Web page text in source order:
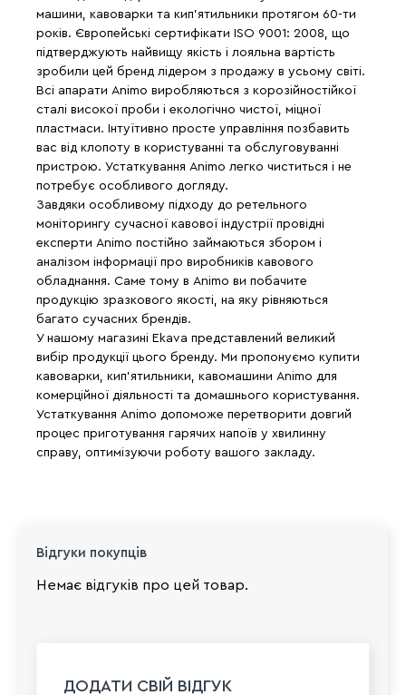
машини, кавоварки та кип'ятильники протягом 60-ти
років. Європейські сертифікати ISO 9001: 2008, що
підтверджують найвищу якість і лояльна вартість
зробили цей бренд лідером з продажу в усьому світі.
Всі апарати Animo виробляються з корозійностійкої
сталі високої проби і екологічно чистої, міцної
пластмаси. Інтуїтивно просте управління позбавить
вас від клопоту в користуванні та обслуговуванні
пристрою. Устаткування Animo легко чиститься і не
потребує особливого догляду.
Завдяки особливому підходу до ретельного
моніторингу сучасної кавової індустрії провідні
експерти Animo постійно займаються збором і
аналізом інформації про виробників кавового
обладнання. Саме тому в Animo ви побачите
продукцію зразкового якості, на яку рівняються
багато сучасних брендів.
У нашому магазині Ekava представлений великий
вибір продукції цього бренду. Ми пропонуємо купити
кавоварки, кип'ятильники, кавомашини Animo для
комерційної діяльності та домашнього користування.
Устаткування Animo допоможе перетворити довгий
процес приготування гарячих напоїв у хвилинну
справу, оптимізуючи роботу вашого закладу.
Відгуки покупців
Немає відгуків про цей товар.
ДОДАТИ СВІЙ ВІДГУК